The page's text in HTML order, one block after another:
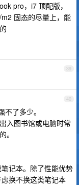
pro，i7 顶配版，
固态的尽量上，能
39
40
了多少。
入图书馆或电脑时常
。
记本。除了性能优势
换不换这类笔记本